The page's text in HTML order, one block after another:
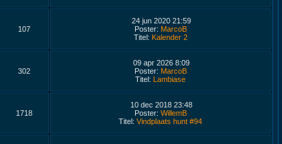
107
24 jun 2020 21:59
Poster: MarcoB
Titel: Kalender 2
302
09 apr 2026 8:09
Poster: MarcoB
Titel: Lambiase
1718
10 dec 2018 23:48
Poster: WillemB
Titel: Vindplaats hunt #94